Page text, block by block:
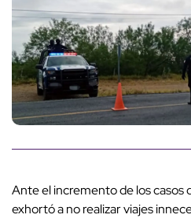
Ante el incremento de los casos
exhortó a no realizar viajes